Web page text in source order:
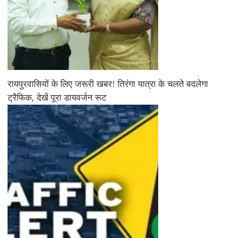
रायपुरवासियों के लिए जरूरी खबर! तिरंगा यात्रा के चलते बदलेगा
ट्रैफिक, देखें पूरा डायवर्जन रूट